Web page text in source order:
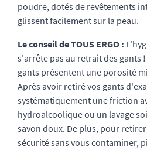
poudre, dotés de revêtements
glissent facilement sur la peau.
Le conseil de TOUS ERGO :
s'arrête pas au retrait des gants
gants présentent une porosité
Après avoir retiré vos gants
systématiquement une friction
hydroalcoolique ou un lavage
savon doux. De plus, pour
sécurité sans vous contaminer,